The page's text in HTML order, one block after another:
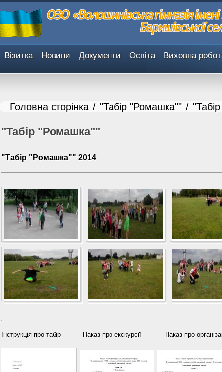
Візитка Новини Документи Освіта Виховна
Головна сторінка / "Табір "Ромашка"" /
"Табір "Ромашка""
"Табір "Ромашка"" 2014
Інструкція про табір Наказ про екскурсії Наказ про